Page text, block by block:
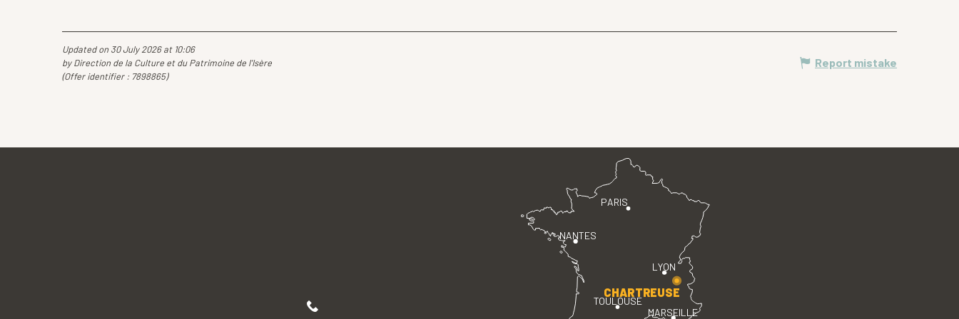
Updated on 30 July 2026 at 10:06
by Direction de la Culture et du Patrimoine de l'Isère
(Offer identifier : 7898865)
Report mistake
PARIS
LYON
TOULOUSE
MARSEILLE
NANTES
CHARTREUSE